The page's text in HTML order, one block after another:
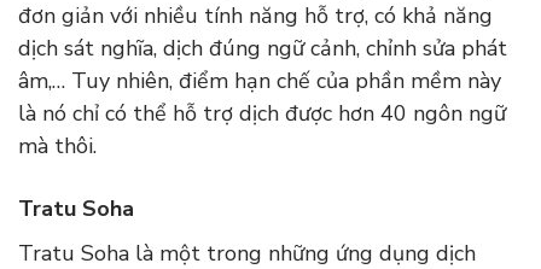
đơn giản với nhiều tính năng hỗ trợ, có khả năng
dịch sát nghĩa, dịch đúng ngữ cảnh, chỉnh sửa phát
âm,… Tuy nhiên, điểm hạn chế của phần mềm này
là nó chỉ có thể hỗ trợ dịch được hơn 40 ngôn ngữ
mà thôi.
Tratu Soha
Tratu Soha là một trong những ứng dụng dịch